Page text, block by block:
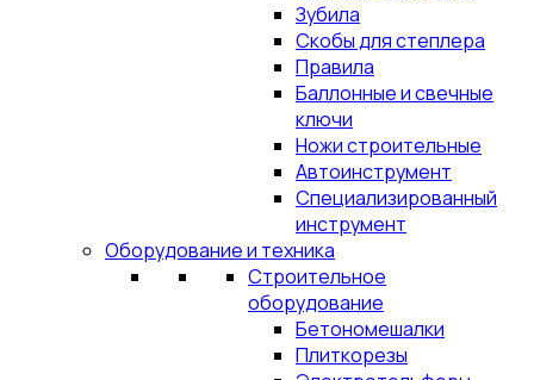
Зубила
Скобы для степлера
Правила
Баллонные и свечные
ключи
Ножи строительные
Автоинструмент
Специализированный
инструмент
Оборудование и техника
Строительное
оборудование
Бетономешалки
Плиткорезы